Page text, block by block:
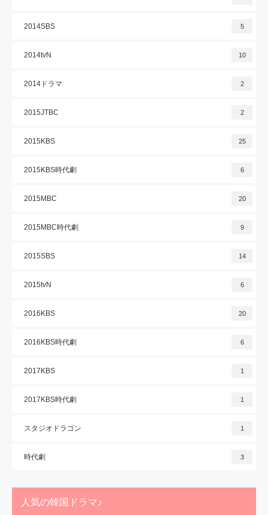
2014SBS 5
2014tvN 10
2014ドラマ 2
2015JTBC 2
2015KBS 25
2015KBS時代劇 6
2015MBC 20
2015MBC時代劇 9
2015SBS 14
2015tvN 6
2016KBS 20
2016KBS時代劇 6
2017KBS 1
2017KBS時代劇 1
スタジオドラゴン 1
時代劇 3
人気の韓国ドラマ♪